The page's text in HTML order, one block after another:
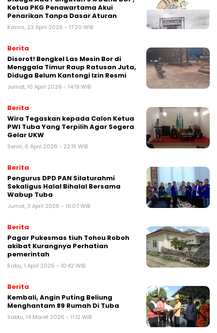
Ketua PKG Penawartama Akui
Penarikan Tanpa Dasar Aturan
Kamis, 23 April 2026 - 17:20 WIB
Berita
Disorot! Bengkel Las Mesin Bor di
Menggala Timur Raup Ratusan Juta,
Diduga Belum Kantongi Izin Resmi
Jumat, 10 April 2026 - 14:19 WIB
Berita
Wira Tegaskan kepada Calon Ketua
PWI Tuba Yang Terpilih Agar Segera
Gelar UKW
Senin, 6 April 2026 - 22:15 WIB
Berita
Pengurus DPD PAN Silaturahmi
Sekaligus Halal Bihalal Bersama
Wabup Tuba
Jumat, 3 April 2026 - 10:07 WIB
Berita
Pagar Pukesmas tiuh Tohou Roboh
akibat Kurangnya Perhatian
pemerintah
Rabu, 1 April 2026 - 10:42 WIB
Berita
Kembali, Angin Puting Beliung
Menghantam 89 Rumah Di Tuba
Sabtu, 14 Maret 2026 - 11:12 WIB